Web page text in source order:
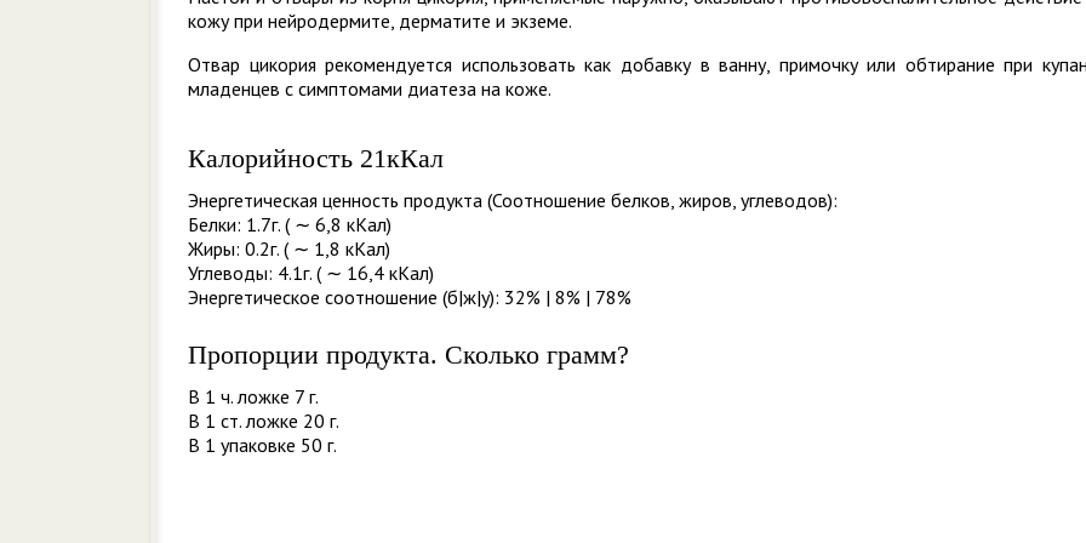
кожу при нейродермите, дерматите и экземе.
Отвар цикория рекомендуется использовать как добавку в ванну, примочку или обтирание при
младенцев с симптомами диатеза на коже.
Калорийность 21кКал
Энергетическая ценность продукта (Соотношение белков, жиров, углеводов):
Белки: 1.7г. ( ∼ 6,8 кКал)
Жиры: 0.2г. ( ∼ 1,8 кКал)
Углеводы: 4.1г. ( ∼ 16,4 кКал)
Энергетическое соотношение (б|ж|у): 32% | 8% | 78%
Пропорции продукта. Сколько грамм?
В 1 ч. ложке 7 г.
В 1 ст. ложке 20 г.
В 1 упаковке 50 г.